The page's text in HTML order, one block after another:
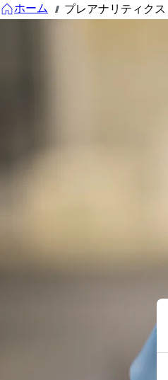
ホーム /// プレアナリティクス